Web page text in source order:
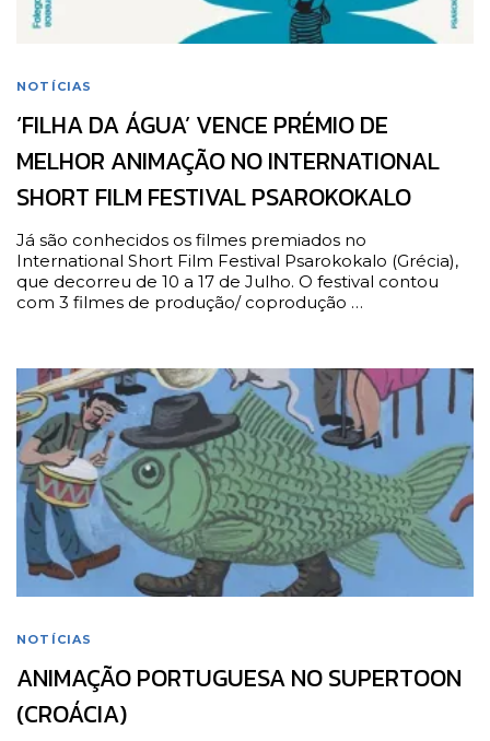
NOTÍCIAS
‘FILHA DA ÁGUA’ VENCE PRÉMIO DE
MELHOR ANIMAÇÃO NO INTERNATIONAL
SHORT FILM FESTIVAL PSAROKOKALO
Já são conhecidos os filmes premiados no
International Short Film Festival Psarokokalo (Grécia),
que decorreu de 10 a 17 de Julho. O festival contou
com 3 filmes de produção/ coprodução …
NOTÍCIAS
ANIMAÇÃO PORTUGUESA NO SUPERTOON
(CROÁCIA)